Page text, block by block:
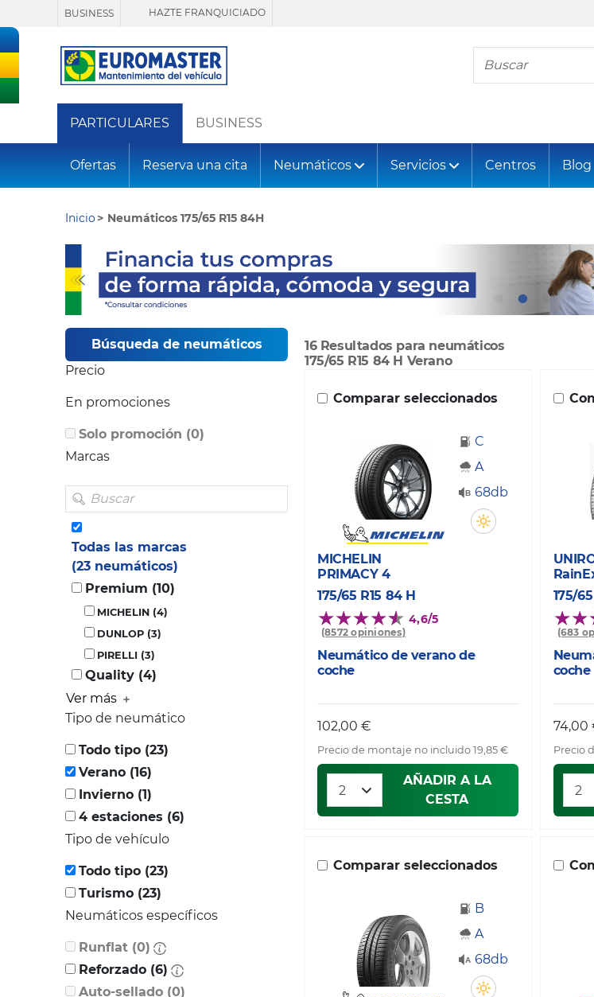
BUSINESS HAZTE FRANQUICIADO
Busca tu
PARTICULARES BUSINESS
Ofertas Reserva una cita Neumáticos Servicios Centros Blog
Inicio Neumáticos 175/65 R15 84H
Búsqueda de neumáticos
Precio
En promociones
Solo promoción (0)
Marcas
Todas las marcas
(23 neumáticos)
Premium (10)
MICHELIN (4)
DUNLOP (3)
PIRELLI (3)
Quality (4)
Ver más
Tipo de neumático
Todo tipo (23)
Verano (16)
Invierno (1)
4 estaciones (6)
Tipo de vehículo
Todo tipo (23)
Turismo (23)
Neumáticos específicos
Runflat (0)
Reforzado (6)
Auto-sellado (0)
16 Resultados para neumáticos
175/65 R15 84 H Verano
Comparar seleccionados
C
A
68db
MICHELIN
PRIMACY 4
175/65 R15 84 H
4,6/5
(8572 opiniones)
Neumático de verano de
coche
102,00 €
Precio de montaje no incluido 19,85 €
AÑADIR A LA
CESTA
175/
(683
coche
74,00
Precio
Comparar seleccionados
B
A
68db